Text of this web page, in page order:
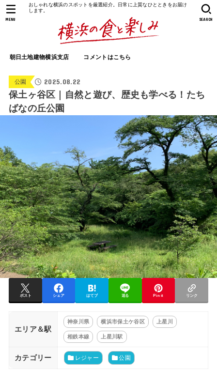
おしゃれな横浜のスポットを厳選紹介。日常に上質なひとときをお届け
します。
朝日土地建物横浜支店 コメントはこちら
SEARCH
MENU
公園 2025.08.22
保土ヶ谷区｜自然と遊び、歴史も学べる！たち
ばなの丘公園
ポスト シェア はてブ 送る Pin it リンク
エリア＆駅
神奈川県 横浜市保土ケ谷区 上星川
相鉄本線 上星川駅
カテゴリー レジャー 公園